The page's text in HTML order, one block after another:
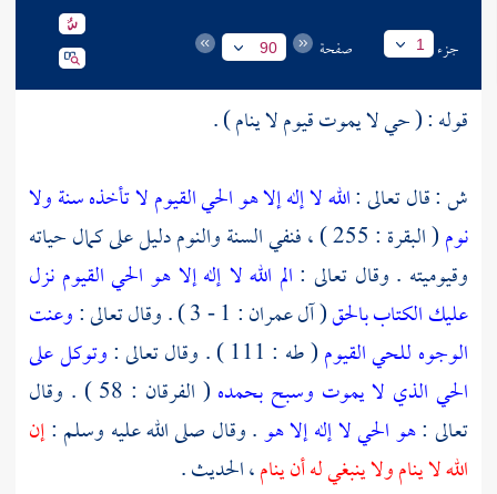
جزء 1 صفحة 90
قوله : ( حي لا يموت قيوم لا ينام ) .
ش : قال تعالى :الله لا إله إلا هو الحي القيوم لا تأخذه سنة ولا
نوم
( البقرة : 255 ) ، فنفي السنة والنوم دليل على كمال حياته
وقيوميته . وقال تعالى : الم الله لا إله إلا هو الحي القيوم نزل
عليك الكتاب بالحق( آل عمران : 1 - 3 ) . وقال تعالى :
وعنت
الوجوه للحي القيوم( طه : 111 ) . وقال تعالى :
وتوكل على
الحي الذي لا يموت وسبح بحمده
( الفرقان : 58 ) . وقال
تعالى :هو الحي لا إله إلا هو. وقال صلى الله عليه وسلم :إن
الله لا ينام ولا ينبغي له أن ينام، الحديث .